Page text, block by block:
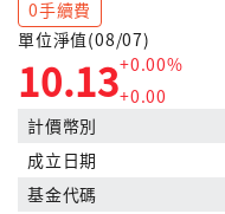
0手續費
單位淨值(08/07)
10.13+0.00%
+0.00
計價幣別
成立日期
基金代碼